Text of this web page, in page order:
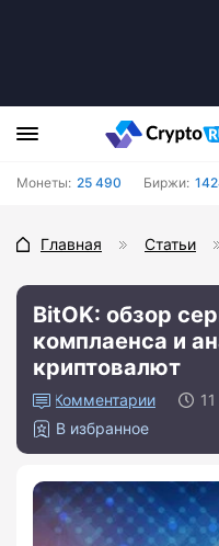
Монеты: 25 490 Биржи:
Главная Статьи
BitOK: обзор
комплаенса и
криптовалют
1
В избранное